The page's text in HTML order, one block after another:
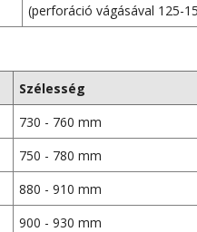
(perforáció vágásával 125-
Szélesség
730 - 760 mm
750 - 780 mm
880 - 910 mm
900 - 930 mm